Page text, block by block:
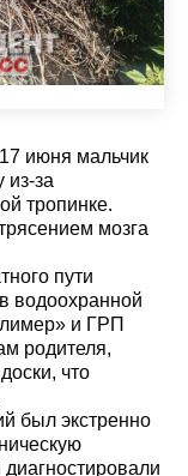
июня мальчик
из-за
тропинке.
мозга
пути
водоохранной
и ГРП
родителя,
что
был экстренно